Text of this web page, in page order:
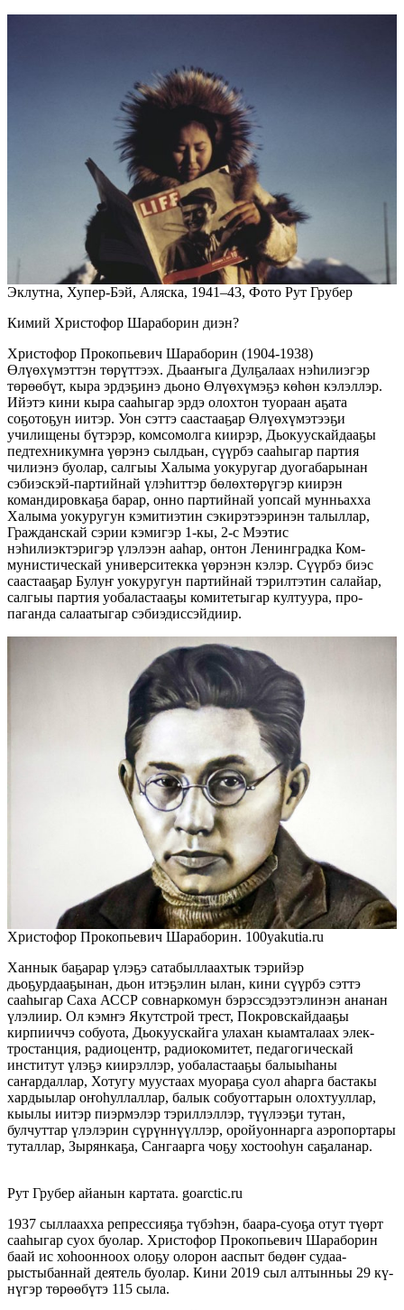
Эклутна, Хупер-Бэй, Аляска, 1941–43, Фото Рут Грубер
Кимий Христофор Шараборин диэн?
Христофор Прокопьевич Шараборин (1904-1938)
Өлүөхүмэттэн төрүттээх. Дьааҥыга Дулҕалаах нэһилиэгэр
төрөөбүт, кыра эрдэҕинэ дьоно Өлүөхүмэҕэ кө­һөн кэлэллэр.
Ийэтэ кини кыра сааһыгар эрдэ олохтон туораан аҕата
соҕотоҕун иитэр. Уон сэттэ саастааҕар Өлүөхүмэтээҕи
училищены бүтэрэр, комсомолга киирэр, Дьо­куускайдааҕы
педтехникумҥа үөрэнэ сылдьан, сүүрбэ сааһыгар партия
чилиэнэ буо­лар, сал­гыы Халыма уокуругар дуогабарынан
сэбиэс­кэй-партийнай үлэһиттэр бөлөхтөрүгэр кии­рэн
командировкаҕа барар, онно партийнай уоп­сай мунньахха
Халыма уокуругун кэмитиэтин сэкирэтээринэн талыллар,
Гражданскай сэрии кэмигэр 1-кы, 2-с Мээтис
нэһилиэктэригэр үлэлээн ааһар, онтон Ленинградка Ком­
мунистическай уни­верситекка үөрэнэн кэлэр. Сүүрбэ биэс
саастааҕар Булуҥ уокуругун пар­тийнай тэ­рилтэтин салайар,
салгыы партия уобаластааҕы комитетыгар култуура, про­
паганда салаатыгар сэбиэдиссэйдиир.
Христофор Прокопьевич Шараборин. 100yakutia.ru
Ханнык баҕарар үлэҕэ сатабыллаахтык тэри­йэр
дьоҕурдааҕынан, дьон итэҕэлин ылан, кини сүүрбэ сэттэ
сааһыгар Саха АССР совнаркомун бэрэс­сэдээтэлинэн ананан
үлэлиир. Ол кэмҥэ Якут­строй трест, Покровскайдааҕы
кирпиич­чэ собуо­та, Дьо­куускайга улахан кыамта­лаах элек­
тростан­ция­, радиоцентр, радиокоми­тет, педагогическай
инсти­тут үлэҕэ киирэллэр, уоба­ластааҕы ба­лыыһа­ны
саҥардаллар, Хотугу муустаах муораҕа суол аһарга бастакы
хардыы­лар оҥоһуллаллар, балык собуоттарын олохтуул­лар,
кыылы иитэр пиэрмэлэр тэриллэллэр, түүлээҕи тутан,
булчуттар үлэлэрин сүрүн­нүүл­лэр, оройуоннарга аэропортары
ту­тал­лар, Зырянка­ҕа, Сангаарга чоҕу хостооһун са­ҕаланар.
Рут Грубер айанын картата. goarctic.ru
1937 сыллаахха репрессияҕа түбэһэн, баа­ра-суоҕа отут түөрт
сааһыгар суох буолар. Хрис­то­­фор Прокопьевич Шарабо­рин
баай ис хо­һоон­н­оох олоҕу олорон аас­пыт бөдөҥ су­даа­
рыстыбан­­най деятель буо­лар. Кини 2019 сыл алтынньы 29 ­кү­
нүгэр төрөөбүтэ 115 сыла.